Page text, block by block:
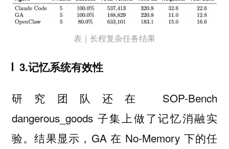
表｜长程复杂任务结果
3.记忆系统有效性
研究团队还在 SOP-Bench
dangerous_goods 子集上做了记忆消融实
验。结果显示，GA 在 No-Memory 下的任